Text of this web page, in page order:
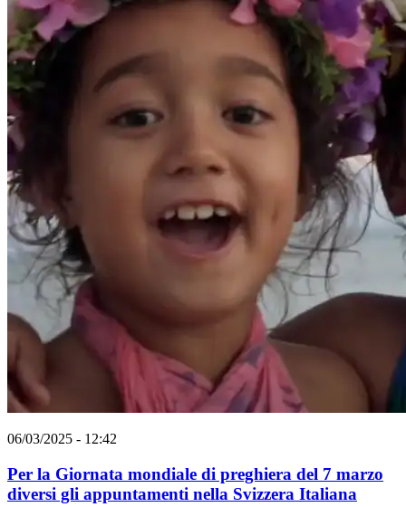
06/03/2025 - 12:42
Per la Giornata mondiale di preghiera del 7 marzo
diversi gli appuntamenti nella Svizzera Italiana